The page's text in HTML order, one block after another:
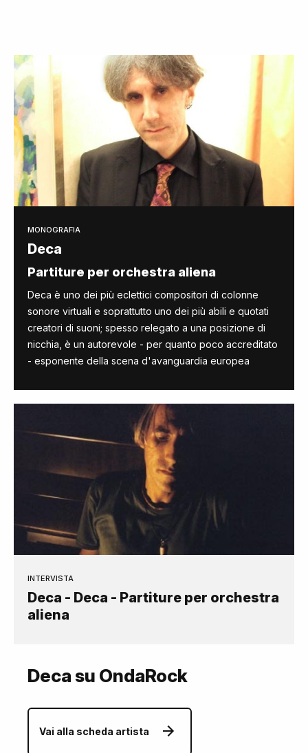
MONOGRAFIA
Deca
Partiture per orchestra aliena
Deca è uno dei più eclettici compositori di colonne
sonore virtuali e soprattutto uno dei più abili e quotati
creatori di suoni; spesso relegato a una posizione di
nicchia, è un autorevole - per quanto poco accreditato
- esponente della scena d'avanguardia europea
INTERVISTA
Deca - Deca - Partiture per orchestra
aliena
Deca su OndaRock
Vai alla scheda artista